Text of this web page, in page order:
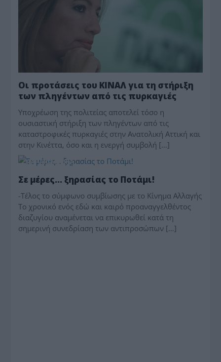
Οι προτάσεις του ΚΙΝΑΛ για τη στήριξη
των πληγέντων από τις πυρκαγιές
Υποχρέωση της πολιτείας αποτελεί τόσο η
ουσιαστική στήριξη των πληγέντων από τις
καταστροφικές πυρκαγιές στην Ανατολική Αττική και
στην Κινέττα, όσο και η ενεργή συμβολή […]
ΠΑΡΑΠΟΛΙΤΙΚΑ
Σε μέρες… ξηρασίας το Ποτάμι!
-Τέλος το σύμφωνο συμβίωσης με το Κίνημα Αλλαγής
Το χρονικό ενός εδώ και καιρό προαναγγελθέντος
διαζυγίου αναμένεται να επικυρωθεί κατά τη
σημερινή συνεδρίαση των αντιπροσώπων […]